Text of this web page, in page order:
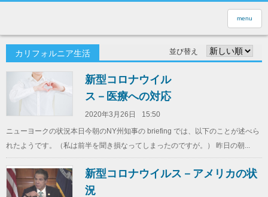
menu
カリフォルニア生活 並び替え
新型コロナウイル
ス－医療への対応
2020年3月26日
15:50
ニューヨークの状況本日今朝のNY州知事の briefing では、以下のことが述べら
れたようです。（私は前半を聞き損なってしまったのですが。） 昨日の朝...
新型コロナウイルス－アメリカの状
況